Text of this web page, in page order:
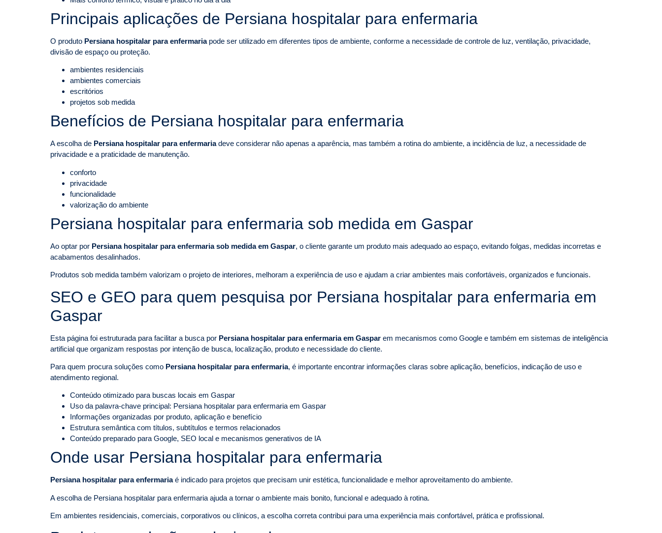
Principais aplicações de Persiana hospitalar para enfermaria
O produto Persiana hospitalar para enfermariapode ser utilizado em diferentes tipos de ambiente, conforme a necessidade de controle de luz, ventilação, privacidade,
divisão de espaço ou proteção.
ambientes residenciais
ambientes comerciais
escritórios
projetos sob medida
Benefícios de Persiana hospitalar para enfermaria
A escolha de Persiana hospitalar para enfermariadeve considerar não apenas a aparência, mas também a rotina do ambiente, a incidência de luz, a necessidade de
privacidade e a praticidade de manutenção.
conforto
privacidade
funcionalidade
valorização do ambiente
Persiana hospitalar para enfermaria sob medida em Gaspar
Ao optar por Persiana hospitalar para enfermaria sob medida em Gaspar, o cliente garante um produto mais adequado ao espaço, evitando folgas, medidas incorretas e
acabamentos desalinhados.
Produtos sob medida também valorizam o projeto de interiores, melhoram a experiência de uso e ajudam a criar ambientes mais confortáveis, organizados e funcionais.
SEO e GEO para quem pesquisa por Persiana hospitalar para enfermaria em
Gaspar
Esta página foi estruturada para facilitar a busca por Persiana hospitalar para enfermaria em Gaspar em mecanismos como Google e também em sistemas de inteligência
artificial que organizam respostas por intenção de busca, localização, produto e necessidade do cliente.
Para quem procura soluções como Persiana hospitalar para enfermaria, é importante encontrar informações claras sobre aplicação, benefícios, indicação de uso e
atendimento regional.
Conteúdo otimizado para buscas locais em Gaspar
Uso da palavra-chave principal: Persiana hospitalar para enfermaria em Gaspar
Informações organizadas por produto, aplicação e benefício
Estrutura semântica com títulos, subtítulos e termos relacionados
Conteúdo preparado para Google, SEO local e mecanismos generativos de IA
Onde usar Persiana hospitalar para enfermaria
Persiana hospitalar para enfermariaé indicado para projetos que precisam unir estética, funcionalidade e melhor aproveitamento do ambiente.
A escolha de Persiana hospitalar para enfermaria ajuda a tornar o ambiente mais bonito, funcional e adequado à rotina.
Em ambientes residenciais, comerciais, corporativos ou clínicos, a escolha correta contribui para uma experiência mais confortável, prática e profissional.